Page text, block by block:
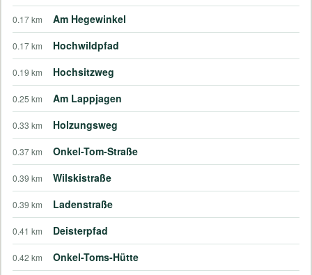
0.17 km Am Hegewinkel
0.17 km Hochwildpfad
0.19 km Hochsitzweg
0.25 km Am Lappjagen
0.33 km Holzungsweg
0.37 km Onkel-Tom-Straße
0.39 km Wilskistraße
0.39 km Ladenstraße
0.41 km Deisterpfad
0.42 km Onkel-Toms-Hütte